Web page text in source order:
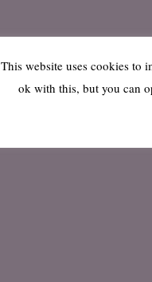
This website uses cookies to
ok with this, but you can